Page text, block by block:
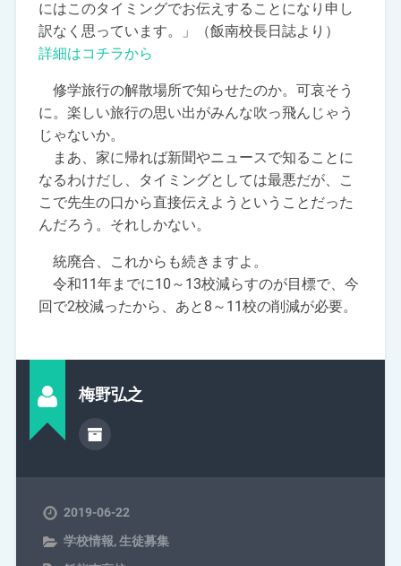
にはこのタイミングでお伝えすることになり申し
訳なく思っています。」（飯南校長日誌より）
詳細はコチラから
修学旅行の解散場所で知らせたのか。可哀そう
に。楽しい旅行の思い出がみんな吹っ飛んじゃう
じゃないか。
まあ、家に帰れば新聞やニュースで知ることに
なるわけだし、タイミングとしては最悪だが、こ
こで先生の口から直接伝えようということだった
んだろう。それしかない。
統廃合、これからも続きますよ。
令和11年までに10～13校減らすのが目標で、今
回で2校減ったから、あと8～11校の削減が必要。
梅野弘之
2019-06-22
学校情報,生徒募集